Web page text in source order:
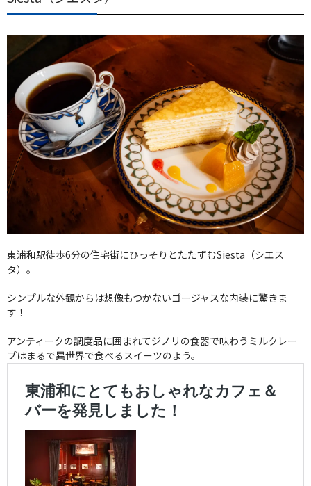
東浦和駅徒歩6分の住宅街にひっそりとたたずむSiesta（シエス
タ）。
シンプルな外観からは想像もつかないゴージャスな内装に驚きま
す！
アンティークの調度品に囲まれてジノリの食器で味わうミルクレー
プはまるで異世界で食べるスイーツのよう。